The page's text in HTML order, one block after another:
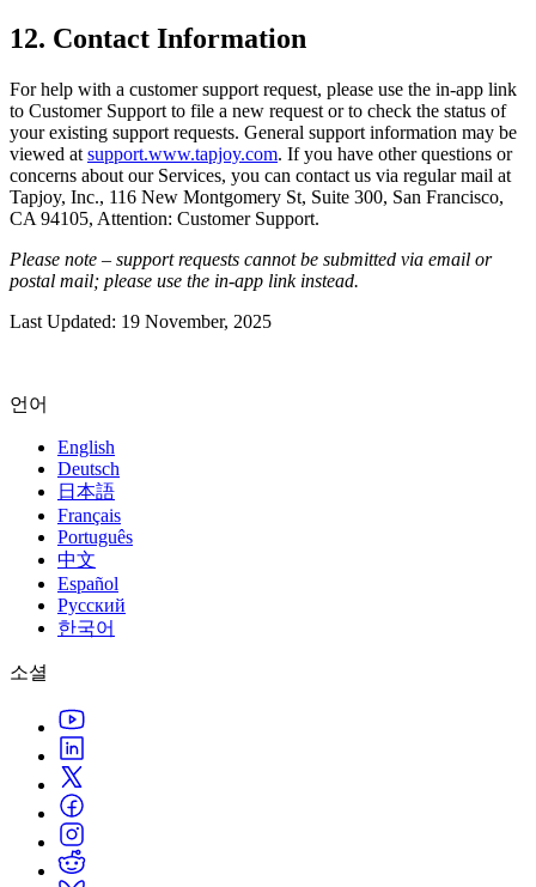
12. Contact Information
For help with a customer support request, please use the in-app link
to Customer Support to file a new request or to check the status of
your existing support requests. General support information may be
viewed at support.www.tapjoy.com. If you have other questions or
concerns about our Services, you can contact us via regular mail at
Tapjoy, Inc., 116 New Montgomery St, Suite 300, San Francisco,
CA 94105, Attention: Customer Support.
Please note – support requests cannot be submitted via email or
postal mail; please use the in-app link instead.
Last Updated: 19 November, 2025
언어
English
Deutsch
日本語
Français
Português
中文
Español
Русский
한국어
소셜